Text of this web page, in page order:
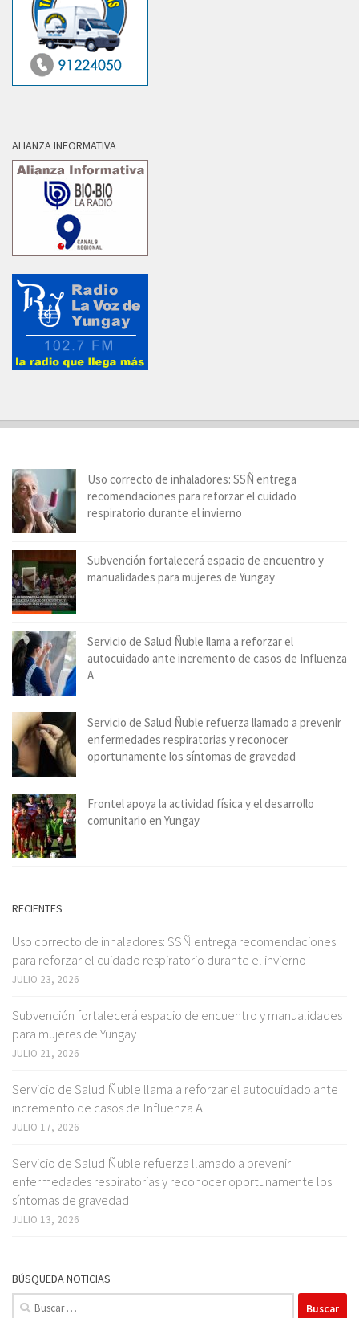
ALIANZA INFORMATIVA
Uso correcto de inhaladores: SSÑ entrega
recomendaciones para reforzar el cuidado
respiratorio durante el invierno
Subvención fortalecerá espacio de encuentro y
manualidades para mujeres de Yungay
Servicio de Salud Ñuble llama a reforzar el
autocuidado ante incremento de casos de Influenza
A
Servicio de Salud Ñuble refuerza llamado a prevenir
enfermedades respiratorias y reconocer
oportunamente los síntomas de gravedad
Frontel apoya la actividad física y el desarrollo
comunitario en Yungay
RECIENTES
Uso correcto de inhaladores: SSÑ entrega recomendaciones
para reforzar el cuidado respiratorio durante el invierno
JULIO 23, 2026
Subvención fortalecerá espacio de encuentro y manualidades
para mujeres de Yungay
JULIO 21, 2026
Servicio de Salud Ñuble llama a reforzar el autocuidado ante
incremento de casos de Influenza A
JULIO 17, 2026
Servicio de Salud Ñuble refuerza llamado a prevenir
enfermedades respiratorias y reconocer oportunamente los
síntomas de gravedad
JULIO 13, 2026
BÚSQUEDA NOTICIAS
Buscar: